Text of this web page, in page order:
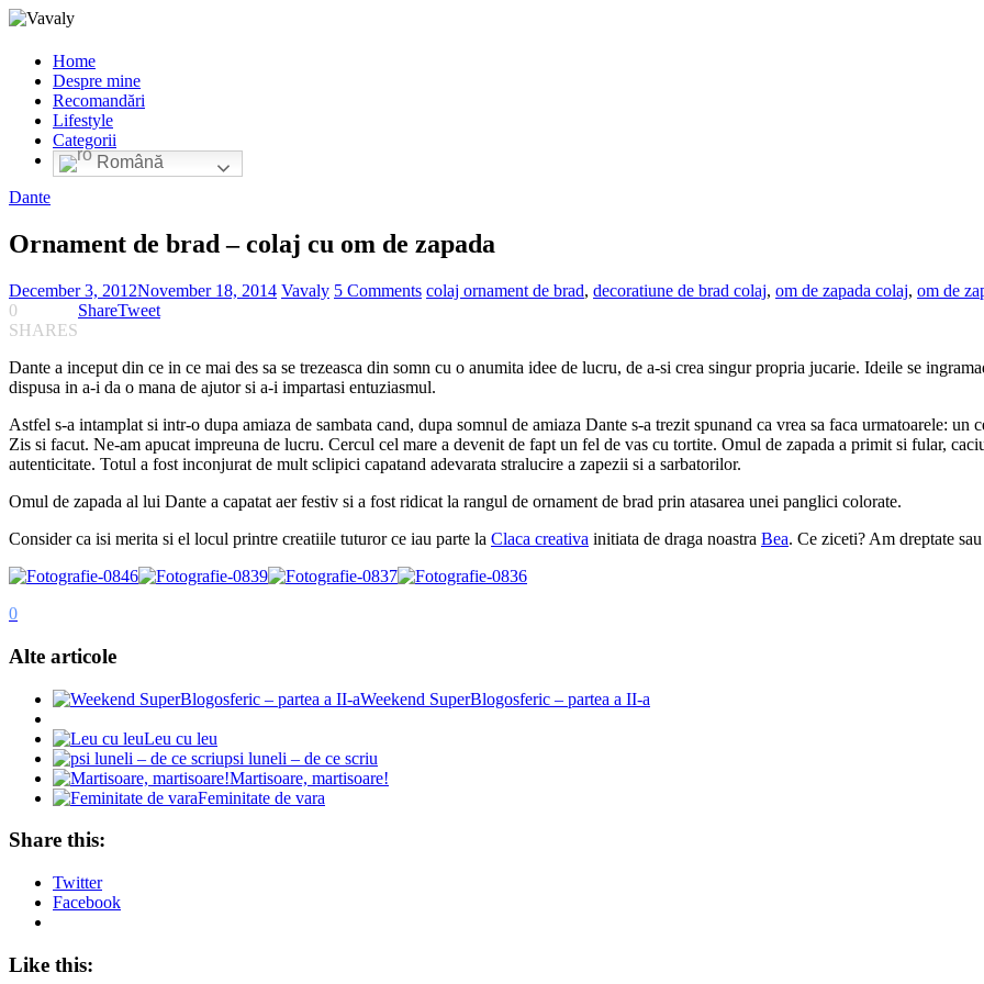
Home
Despre mine
Recomandări
Lifestyle
Categorii
Română
Dante
Ornament de brad – colaj cu om de zapada
December 3, 2012November 18, 2014 Vavaly 5 Comments colaj ornament de brad, decoratiune de brad colaj, om de zapada colaj, om de
0
SHARES
ShareTweet
Dante a inceput din ce in ce mai des sa se trezeasca din somn cu o anumita idee de lucru, de a-si crea singur propria jucarie. Ideile se
dispusa in a-i da o mana de ajutor si a-i impartasi entuziasmul.
Astfel s-a intamplat si intr-o dupa amiaza de sambata cand, dupa somnul de amiaza Dante s-a trezit spunand ca vrea sa faca urmatoarele: un
Zis si facut. Ne-am apucat impreuna de lucru. Cercul cel mare a devenit de fapt un fel de vas cu tortite. Omul de zapada a primit si fular,
autenticitate. Totul a fost inconjurat de mult sclipici capatand adevarata stralucire a zapezii si a sarbatorilor.
Omul de zapada al lui Dante a capatat aer festiv si a fost ridicat la rangul de ornament de brad prin atasarea unei panglici colorate.
Consider ca isi merita si el locul printre creatiile tuturor ce iau parte la Claca creativa initiata de draga noastra Bea. Ce ziceti? Am dreptate
0
Alte articole
Weekend SuperBlogosferic – partea a II-a
Leu cu leu
psi luneli – de ce scriu
Martisoare, martisoare!
Feminitate de vara
Share this:
Twitter
Facebook
Like this: